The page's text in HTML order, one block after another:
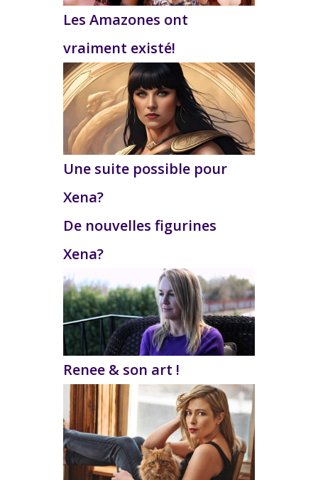
Les Amazones ont
vraiment existé!
Une suite possible pour
Xena?
De nouvelles figurines
Xena?
Renee & son art !